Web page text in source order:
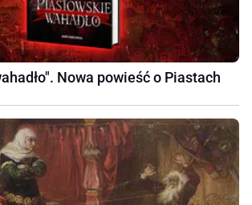
Nowa powieść o Piastach